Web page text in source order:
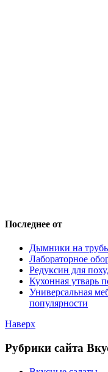
Последнее от
Дымники на
Лабораторное
Редуксин для
Кухонная утварь
Универсальная
популярности
Наверх
Рубрики сайта